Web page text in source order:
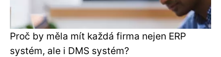
Proč by měla mít každá firma nejen ERP
systém, ale i DMS systém?